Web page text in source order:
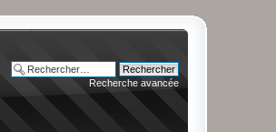
Recherche avancée